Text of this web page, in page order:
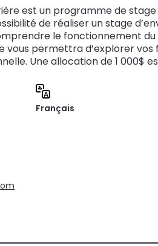
est un programme de stage
de réaliser un stage
le fonctionnement
vous permettra d’explorer
Une allocation de 1 000$
Français